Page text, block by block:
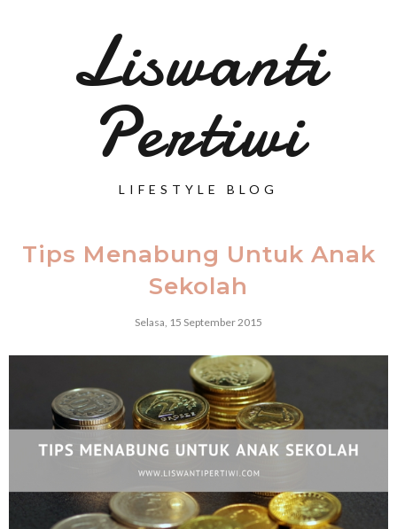
Liswanti
Pertiwi
LIFESTYLE BLOG
Tips Menabung Untuk Anak
Sekolah
Selasa, 15 September 2015